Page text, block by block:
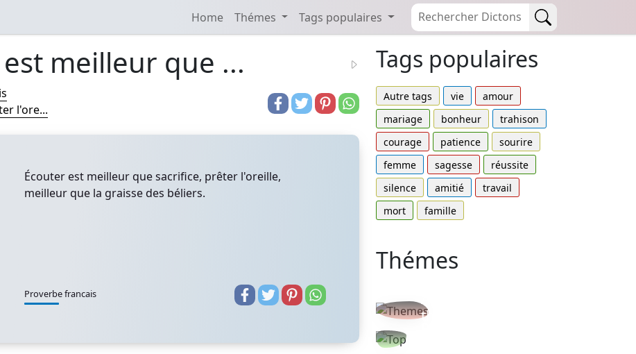
Home Thémes Tags populaires
meilleur que ...
l'ore...
Écouter est meilleur que sacrifice, prêter l'oreille,
meilleur que la graisse des béliers.
Proverbe francais
Tags populaires
Autre tags vie
amour
mariage
bonheur
trahison
courage
patience
sourire
femme
sagesse
réussite
silence
amitié
travail
mort
famille
Thémes
thèmes